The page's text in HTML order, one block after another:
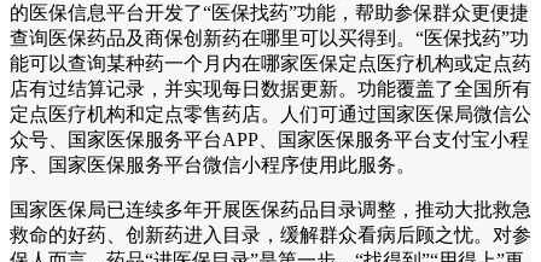
的医保信息平台开发了“医保找药”功能，帮助参保群众更便捷
查询医保药品及商保创新药在哪里可以买得到。“医保找药”功
能可以查询某种药一个月内在哪家医保定点医疗机构或定点药
店有过结算记录，并实现每日数据更新。功能覆盖了全国所有
定点医疗机构和定点零售药店。人们可通过国家医保局微信公
众号、国家医保服务平台APP、国家医保服务平台支付宝小程
序、国家医保服务平台微信小程序使用此服务。
国家医保局已连续多年开展医保药品目录调整，推动大批救急
救命的好药、创新药进入目录，缓解群众看病后顾之忧。对参